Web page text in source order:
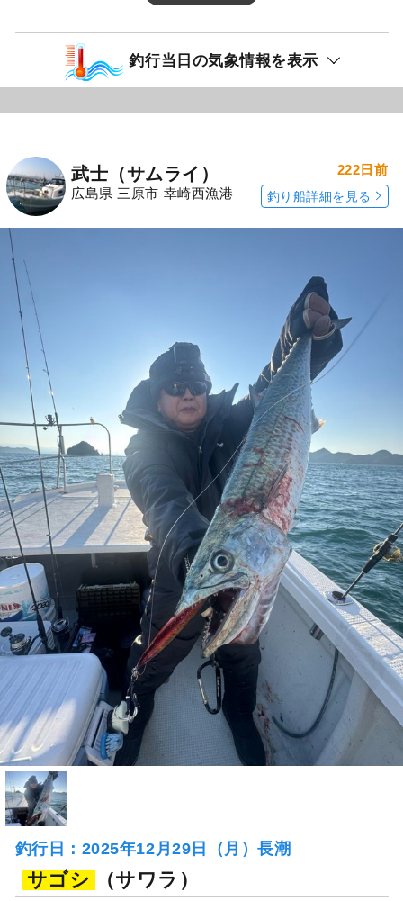
釣行当日の気象情報を表示
武士（サムライ）
広島県 三原市 幸崎西漁港
222日前
釣り船詳細を見る
釣行日：2025年12月29日（月）長潮
サゴシ （サワラ）